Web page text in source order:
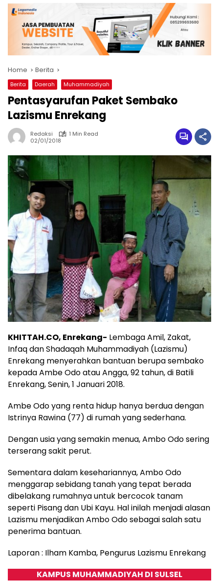
Home Berita
Berita Daerah Muhammadiyah
Pentasyarufan Paket Sembako
Lazismu Enrekang
Redaksi
1 Min Read
02/01/2018
KHITTAH.CO, Enrekang- Lembaga Amil, Zakat,
Infaq dan Shadaqah Muhammadiyah (Lazismu)
Enrekang menyerahkan bantuan berupa sembako
kepada Ambe Odo atau Angga, 92 tahun, di Batili
Enrekang, Senin, 1 Januari 2018.
Ambe Odo yang renta hidup hanya berdua dengan
Istrinya Rawina (77) di rumah yang sederhana.
Dengan usia yang semakin menua, Ambo Odo sering
terserang sakit perut.
Sementara dalam kesehariannya, Ambo Odo
menggarap sebidang tanah yang tepat berada
dibelakang rumahnya untuk bercocok tanam
seperti Pisang dan Ubi Kayu. Hal inilah menjadi alasan
Lazismu menjadikan Ambo Odo sebagai salah satu
penerima bantuan.
Laporan : Ilham Kamba, Pengurus Lazismu Enrekang
KAMPUS MUHAMMADIYAH DI SULSEL